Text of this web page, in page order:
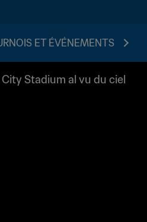
ET ÉVÉNEMENTS
Stadium al vu du ciel